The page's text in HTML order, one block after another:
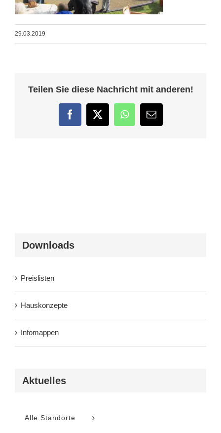
29.03.2019
Teilen Sie diese Nachricht mit anderen!
FacebookTwitterWhatsApp
E-
Mail
Downloads
Preislisten
Hauskonzepte
Infomappen
Aktuelles
Alle Standorte